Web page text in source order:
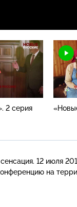
2 серия
12 июля
на